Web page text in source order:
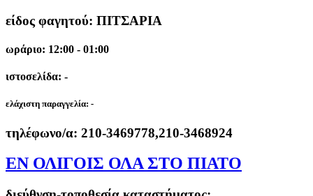
είδος φαγητού: ΠΙΤΣΑΡΙΑ
ωράριο: 12:00 - 01:00
ιστοσελίδα: -
ελάχιστη παραγγελία: -
τηλέφωνο/α: 210-3469778,210-3468924
ΕΝ ΟΛΙΓΟΙΣ ΟΛΑ ΣΤΟ ΠΙΑΤΟ